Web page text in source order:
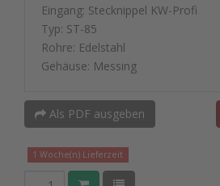
Eingang: Stecknippel KW-Profi
Typ: ST-85
Rohre: Edelstahl
Gehäuse: Messing
Als PDF ausgeben
1 Woche(n) Lieferzeit